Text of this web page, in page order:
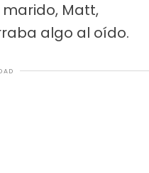
Matt,
algo al oído.